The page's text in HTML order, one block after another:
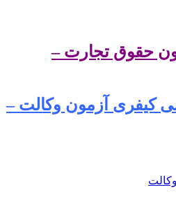
حقوق تجارت –
کیفری آزمون وکالت –